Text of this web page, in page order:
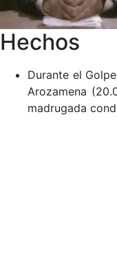
Hechos
Durante el
Arozamena
madrugada